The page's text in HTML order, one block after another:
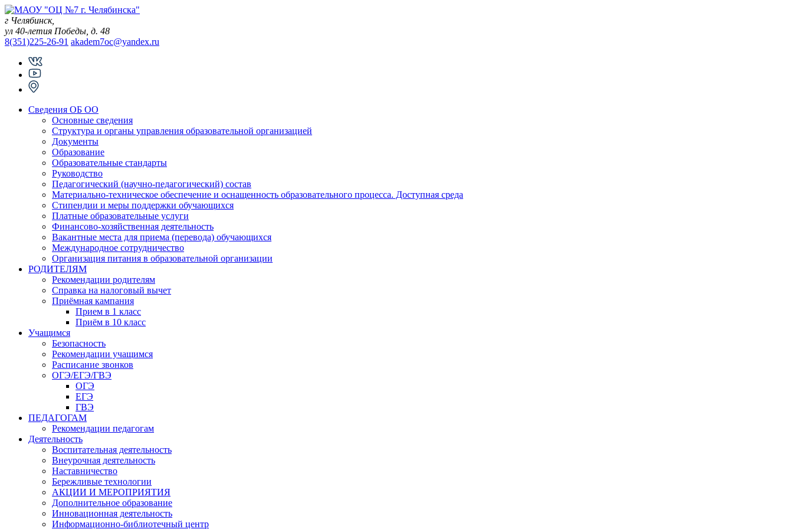
Skip
to
content
г Челябинск,
ул 40-летия Победы, д. 48
8(351)225-26-91 akadem7oc@yandex.ru
Сведения ОБ ОО
Основные сведения
Структура и органы управления образовательной организацией
Документы
Образование
Образовательные стандарты
Руководство
Педагогический (научно-педагогический) состав
Материально-техническое обеспечение и оснащенность образовательного процесса. Доступная среда
Стипендии и меры поддержки обучающихся
Платные образовательные услуги
Финансово-хозяйственная деятельность
Вакантные места для приема (перевода) обучающихся
Международное сотрудничество
Организация питания в образовательной организации
РОДИТЕЛЯМ
Рекомендации родителям
Справка на налоговый вычет
Приёмная кампания
Прием в 1 класс
Приём в 10 класс
Учащимся
Безопасность
Рекомендации учащимся
Расписание звонков
ОГЭ/ЕГЭ/ГВЭ
ОГЭ
ЕГЭ
ГВЭ
ПЕДАГОГАМ
Рекомендации педагогам
Деятельность
Воспитательная деятельность
Внеурочная деятельность
Наставничество
Бережливые технологии
АКЦИИ И МЕРОПРИЯТИЯ
Дополнительное образование
Инновационная деятельность
Информационно-библиотечный центр